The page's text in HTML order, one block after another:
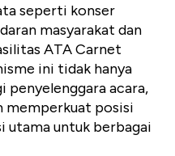
seperti konser
masyarakat dan
ATA Carnet
ini tidak hanya
penyelenggara acara,
memperkuat posisi
utama untuk berbagai